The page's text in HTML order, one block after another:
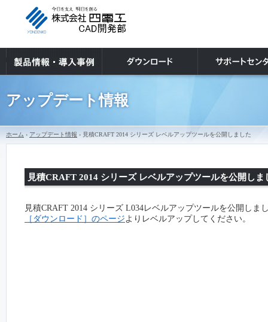
アップデート情報
ホーム › アップデート情報 › 見積CRAFT 2014 シリーズ レベルアップツールを公開しました
見積CRAFT 2014 シリーズ レベルアップツールを公開しま
見積CRAFT 2014 シリーズ L034レベルアップツールを公開しま
［ダウンロード］のページよりレベルアップしてください。